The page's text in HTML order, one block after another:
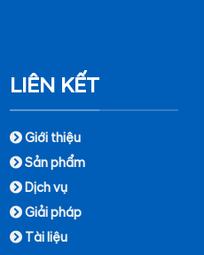
LIÊN KẾT
Giới thiệu
Sản phẩm
Dịch vụ
Giải pháp
Tài liệu